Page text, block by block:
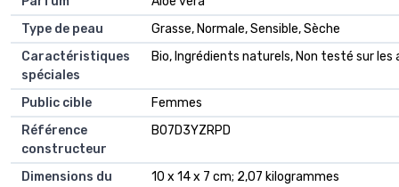
Type de peau
‎Grasse, Normale, Sensible, Sèche
Caractéristiques
spéciales
‎Bio, Ingrédients naturels, Non testé sur les
Public cible
‎Femmes
Référence
constructeur
‎B07D3YZRPD
Dimensions du
‎10 x 14 x 7 cm; 2,07 kilogrammes